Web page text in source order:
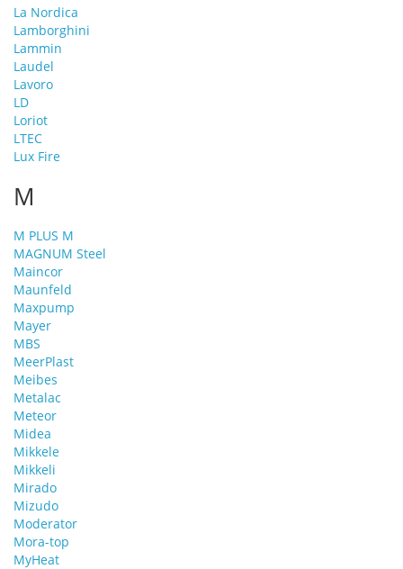
La Nordica
Lamborghini
Lammin
Laudel
Lavoro
LD
Loriot
LTEC
Lux Fire
M
M PLUS M
MAGNUM Steel
Maincor
Maunfeld
Maxpump
Mayer
MBS
MeerPlast
Meibes
Metalac
Meteor
Midea
Mikkele
Mikkeli
Mirado
Mizudo
Moderator
Mora-top
MyHeat